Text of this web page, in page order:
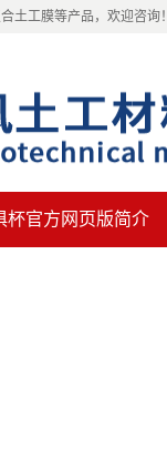
土工膜等产品，欢迎咨询！
杯官方网页版简介